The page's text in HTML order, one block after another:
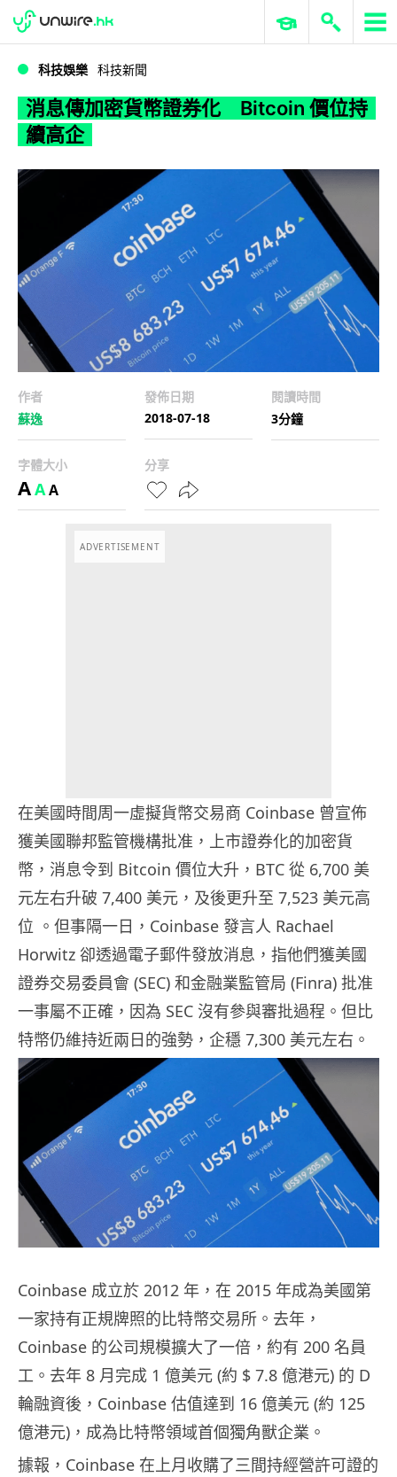
WWDC 2026 ERP 與商業 AI
科技娛樂 科技新聞
消息傳加密貨幣證券化 Bitcoin 價位持
續高企
作者
蘇逸
發佈日期
2018-07-18
閱讀時間
3分鐘
字體大小
AAA
分享
ADVERTISEMENT
在美國時間周一虛擬貨幣交易商 Coinbase 曾宣佈
獲美國聯邦監管機構批准，上市證券化的加密貨
幣，消息令到 Bitcoin 價位大升，BTC 從 6,700 美
元左右升破 7,400 美元，及後更升至 7,523 美元高
位 。但事隔一日，Coinbase 發言人 Rachael
Horwitz 卻透過電子郵件發放消息，指他們獲美國
證券交易委員會 (SEC) 和金融業監管局 (Finra) 批准
一事屬不正確，因為 SEC 沒有參與審批過程。但比
特幣仍維持近兩日的強勢，企穩 7,300 美元左右。
Coinbase 成立於 2012 年，在 2015 年成為美國第
一家持有正規牌照的比特幣交易所。去年，
Coinbase 的公司規模擴大了一倍，約有 200 名員
工。去年 8 月完成 1 億美元 (約 $ 7.8 億港元) 的 D
輪融資後，Coinbase 估值達到 16 億美元 (約 125
億港元)，成為比特幣領域首個獨角獸企業。
據報，Coinbase 在上月收購了三間持經營許可證的